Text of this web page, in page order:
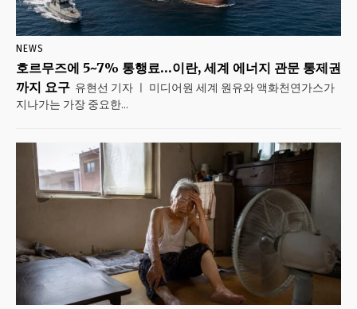
NEWS
호르무즈에 5~7% 통행료…이란, 세계 에너지 관문 통제권
까지 요구 유현선 기자 ㅣ 미디어원 세계 원유와 액화천연가스가
지나가는 가장 중요한...